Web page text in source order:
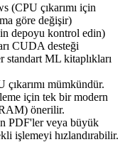
(CPU çıkarımı için
göre değişir)
depoyu kontrol edin)
CUDA desteği
ML kitaplıkları
mümkündür.
için tek bir modern
önerilir.
PDF'ler veya büyük
işlemeyi hızlandırabilir.